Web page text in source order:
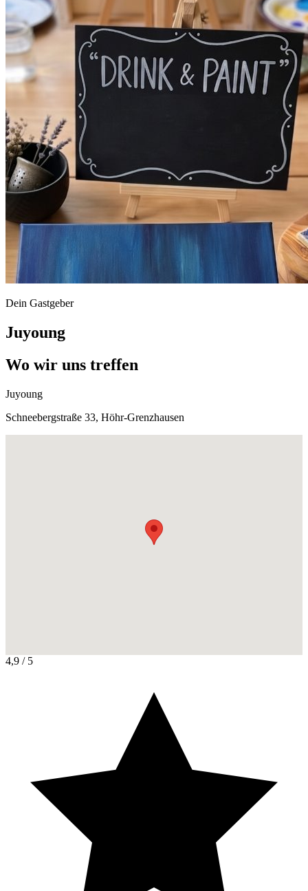
Dein Gastgeber
Juyoung
Wo wir uns treffen
Juyoung
Schneebergstraße 33, Höhr-Grenzhausen
4,9 / 5